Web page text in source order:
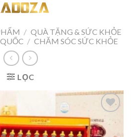
/ QUÀ TẶNG & SỨC KHỎE
/ CHĂM SÓC SỨC KHỎE
LỌC